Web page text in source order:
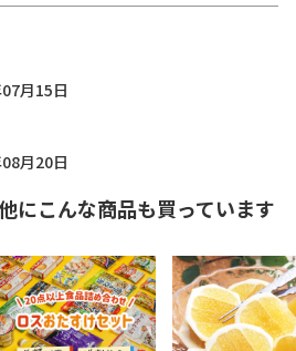
月15日
月20日
にこんな商品も買っています